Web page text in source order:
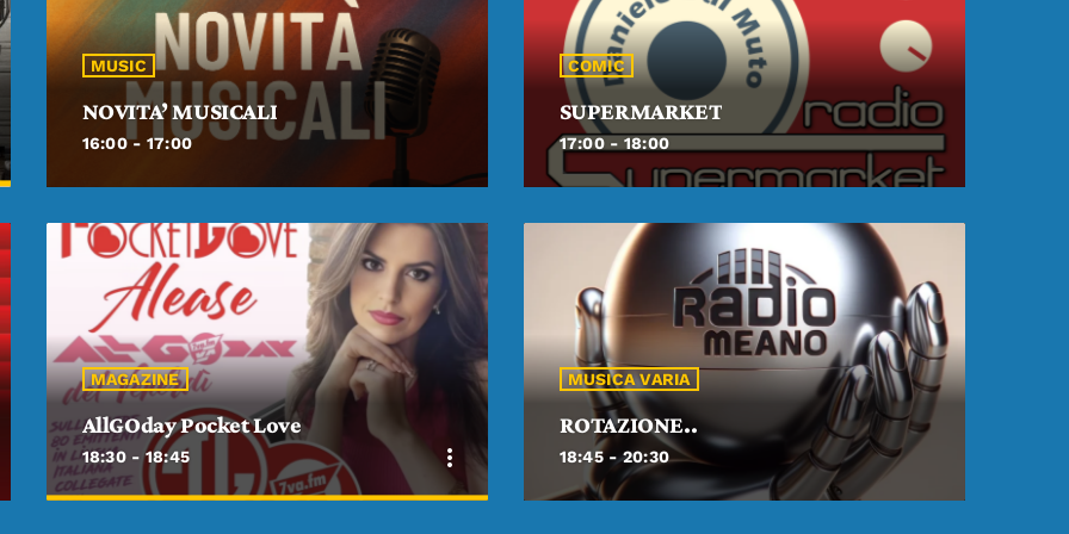
MUSIC
NOVITA’ MUSICALI
16:00 - 17:00
COMIC
SUPERMARKET
17:00 - 18:00
MAGAZINE
AllGOday Pocket Love
18:30 - 18:45 more_vert
MUSICA VARIA
ROTAZIONE..
18:45 - 20:30